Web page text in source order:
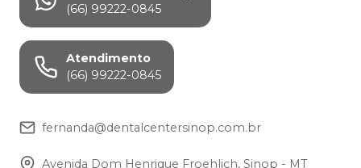
(66) 99222-0845
Atendimento
(66) 99222-0845
fernanda@dentalcentersinop.com.br
Avenida Dom Henrique Froehlich, Sinop - MT